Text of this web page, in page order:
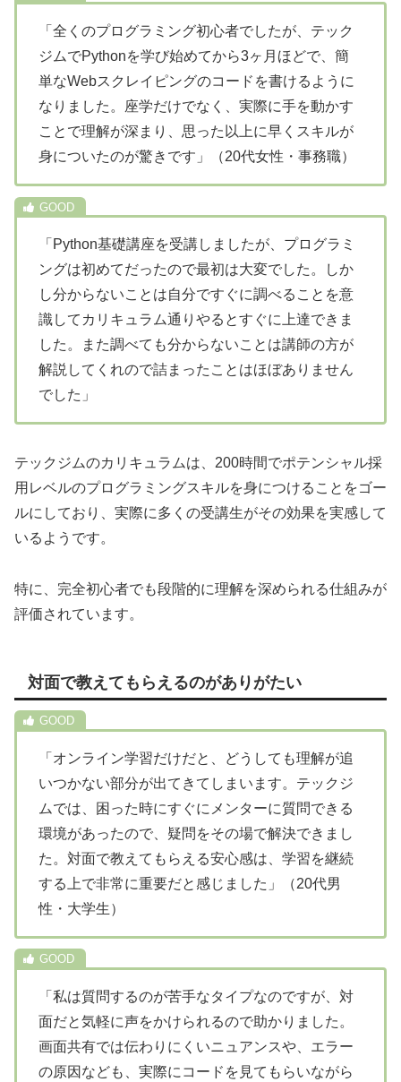
「全くのプログラミング初心者でしたが、テック
ジムでPythonを学び始めてから3ヶ月ほどで、簡
単なWebスクレイピングのコードを書けるように
なりました。座学だけでなく、実際に手を動かす
ことで理解が深まり、思った以上に早くスキルが
身についたのが驚きです」（20代女性・事務職）
「Python基礎講座を受講しましたが、プログラミ
ングは初めてだったので最初は大変でした。しか
し分からないことは自分ですぐに調べることを意
識してカリキュラム通りやるとすぐに上達できま
した。また調べても分からないことは講師の方が
解説してくれので詰まったことはほぼありません
でした」
テックジムのカリキュラムは、200時間でポテンシャル採
用レベルのプログラミングスキルを身につけることをゴー
ルにしており、実際に多くの受講生がその効果を実感して
いるようです。
特に、完全初心者でも段階的に理解を深められる仕組みが
評価されています。
対面で教えてもらえるのがありがたい
「オンライン学習だけだと、どうしても理解が追
いつかない部分が出てきてしまいます。テックジ
ムでは、困った時にすぐにメンターに質問できる
環境があったので、疑問をその場で解決できまし
た。対面で教えてもらえる安心感は、学習を継続
する上で非常に重要だと感じました」（20代男
性・大学生）
「私は質問するのが苦手なタイプなのですが、対
面だと気軽に声をかけられるので助かりました。
画面共有では伝わりにくいニュアンスや、エラー
の原因なども、実際にコードを見てもらいながら